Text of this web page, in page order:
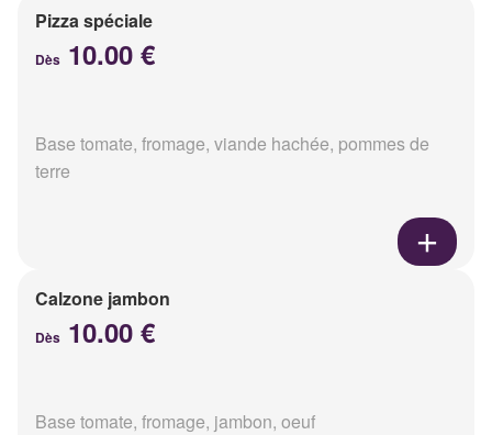
Pizza spéciale
Dès 10.00 €
Base tomate, fromage, viande hachée, pommes de
terre
Calzone jambon
Dès 10.00 €
Base tomate, fromage, jambon, oeuf